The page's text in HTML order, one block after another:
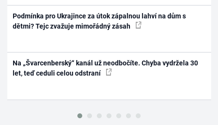
Podmínka pro Ukrajince za útok zápalnou lahví na dům s
dětmi? Tejc zvažuje mimořádný zásah
Na „Švarcenberský“ kanál už neodbočíte. Chyba vydržela 30
let, teď ceduli celou odstraní